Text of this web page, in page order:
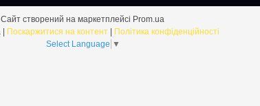
Сайт створений на маркетплейсі Prom.ua
Добра Техніка | Поскаржитися на контент | Політика конфіденційності
Select Language ▼